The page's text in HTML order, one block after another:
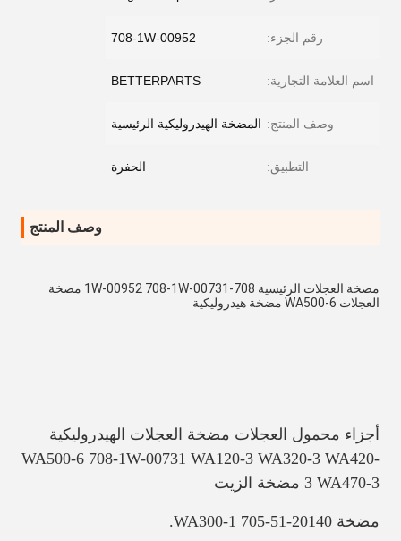
رقم الجزء: 708-1W-00952
اسم العلامة التجارية: BETTERPARTS
وصف المنتج: المضخة الهيدروليكية الرئيسية
التطبيق: الحفرة
وصف المنتج
العجلات WA500-6 مضخة هيدروليكية
WA500-6 708-1W-00731 WA120-3 WA320-3 WA420-
3 WA470-3 مضخة الزيت
مضخة WA300-1 705-51-20140.